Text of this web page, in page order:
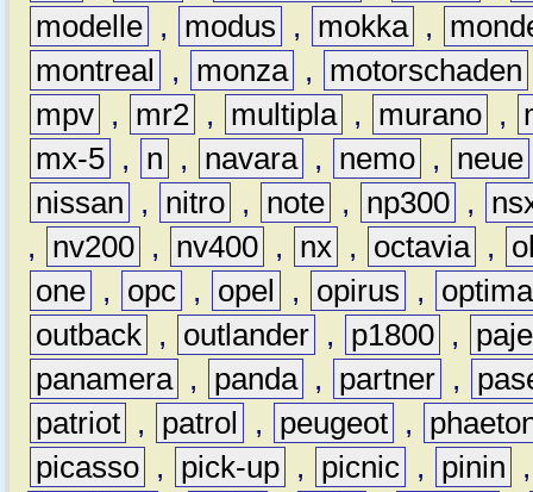
modelle , modus , mokka ,
montreal
, monza , motorschaden
mpv , mr2 , multipla , murano ,
mx-5 , n , navara , nemo , neue
nissan
, nitro , note , np300 ,
,
nv200 , nv400 , nx , octavia ,
one , opc , opel , opirus ,
optima
outback , outlander , p1800 ,
panamera , panda , partner ,
patriot , patrol , peugeot ,
picasso , pick-up , picnic , pinin